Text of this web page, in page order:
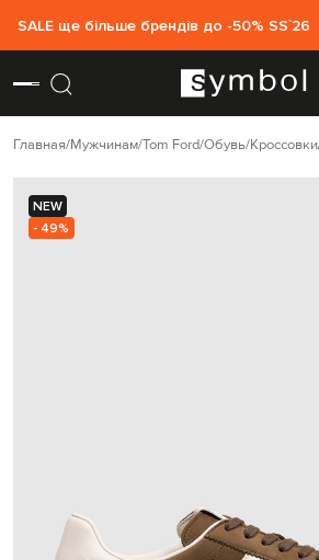
SALE ще більше брендів до -50% SS`26
Главная Мужчинам Tom Ford Обувь Кроссовки
NEW
- 49%